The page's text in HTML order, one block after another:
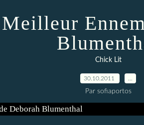
Chick Lit
30.10.2011
Par sofiaportos